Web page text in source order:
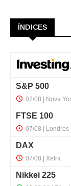
ÍNDICES